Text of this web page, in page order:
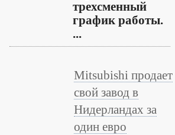
трехсменный
график работы.
...
Mitsubishi продает
свой завод в
Нидерландах за
один евро